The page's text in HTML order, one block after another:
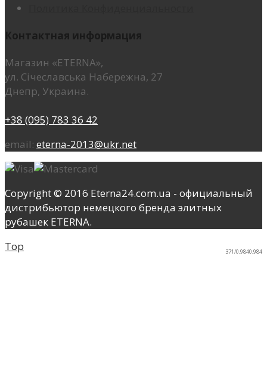
Контактная информация
Магазин «ETERNA»,
ул. Січеславська Набережна, 27
Днепр, Украина.
+38 (095) 783 36 42
email: eterna-2013@ukr.net
Copyright © 2016 Eterna24.com.ua - официальный
дистрибьютор немецкого бренда элитных
рубашек ETERNA.
371/0,9840,984
Top